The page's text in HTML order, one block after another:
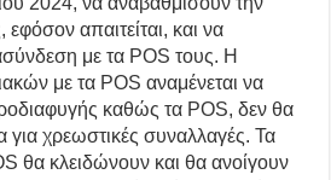
απαιτείται, και να
με τα POS τους. Η
με τα POS αναμένεται να
καθώς τα POS, δεν θα
για χρεωστικές συναλλαγές. Τα
θα κλειδώνουν και θα ανοίγουν